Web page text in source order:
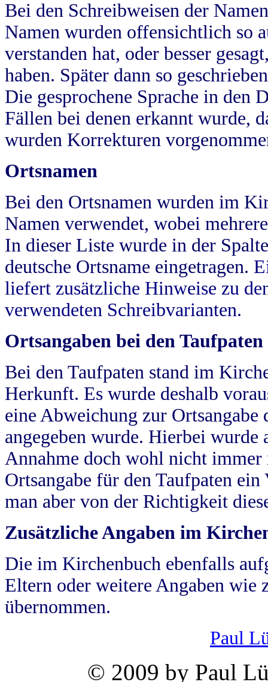
Bei den Schreibweisen der
Namen wurden offensichtlich so
verstanden hat, oder besser
haben. Später dann so
Die gesprochene Sprache in
Fällen bei denen erkannt wurde,
wurden Korrekturen
Ortsnamen
Bei den Ortsnamen wurden im
Namen verwendet, wobei
In dieser Liste wurde in der
deutsche Ortsname eingetragen.
liefert zusätzliche Hinweise zu
verwendeten Schreibvarianten.
Ortsangaben bei den Taufpaten
Bei den Taufpaten stand im
Herkunft. Es wurde deshalb
eine Abweichung zur
angegeben wurde. Hierbei wurde
Annahme doch wohl nicht
Ortsangabe für den Taufpaten
man aber von der Richtigkeit
Zusätzliche Angaben im
Die im Kirchenbuch ebenfalls
Eltern oder weitere Angaben wie
übernommen.
Paul
© 2009 by Paul